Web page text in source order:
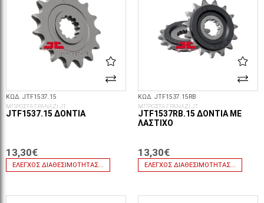
ΚΩΔ. JTF1537.15
ΜΠΡΟΣΤΑ ΓΡΑΝΑΖΙ JT
JTF1537.15 ΔΌΝΤΙΑ
13,30€
ΈΛΕΓΧΟΣ ΔΙΑΘΕΣΙΜΌΤΗΤΑΣ...
ΚΩΔ. JTF1537.15RB
ΜΠΡΟΣΤΑ ΓΡΑΝΑΖΙ JT
JTF1537RB.15 ΔΌΝΤΙΑ ΜΕ
ΛΆΣΤΙΧΟ
13,30€
ΈΛΕΓΧΟΣ ΔΙΑΘΕΣΙΜΌΤΗΤΑΣ...